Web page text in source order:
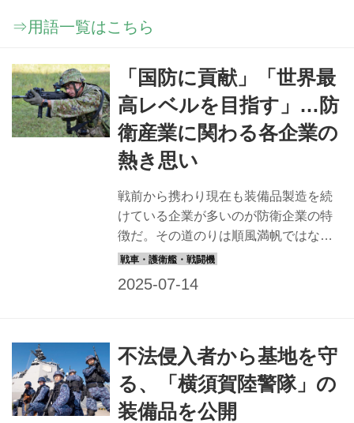
⇒用語一覧はこちら
「国防に貢献」「世界最
高レベルを目指す」…防
衛産業に関わる各企業の
熱き思い
戦前から携わり現在も装備品製造を続
けている企業が多いのが防衛企業の特
徴だ。その道のりは順風満帆ではなく
多くの課題を抱えているのも事実。 各
に貢献し、国の安全と平和を“まもる”」
2020年から陸上自衛隊に配備された20
式5.56ミリ小銃。64式7.62ミリ小銃、
89式5.56ミリ小銃に続く3代目の国産小
不法侵入者から基地を守
る、「横須賀陸警隊」の
装備品を公開